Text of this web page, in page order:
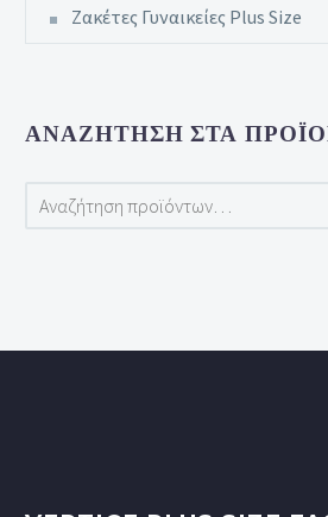
Ζακέτες Γυναικείες Plus Size
ΑΝΑΖΉΤΗΣΗ ΣΤΑ